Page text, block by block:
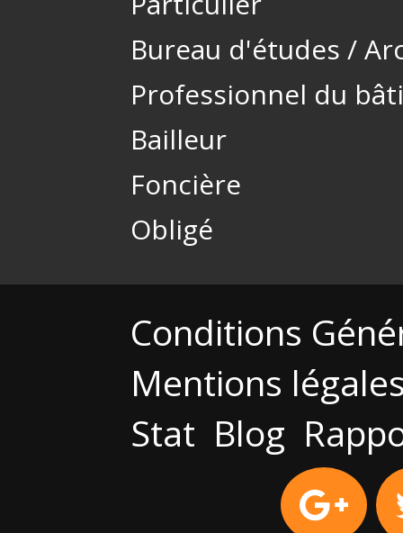
Bureau d'études /
Professionnel du
Bailleur
Foncière
Obligé
Conditions
Mentions
Stat Blog